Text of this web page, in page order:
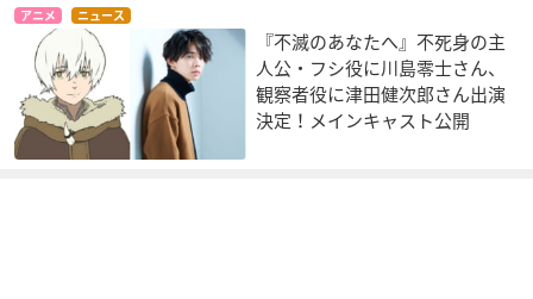
ちゃん
はなぢ君
のりスタ内）
こうしくん
ミカ
アニメ ニュース
『不滅のあなたへ』不死身の主
人公・フシ役に川島零士さん、
観察者役に津田健次郎さん出演
決定！メインキャスト公開